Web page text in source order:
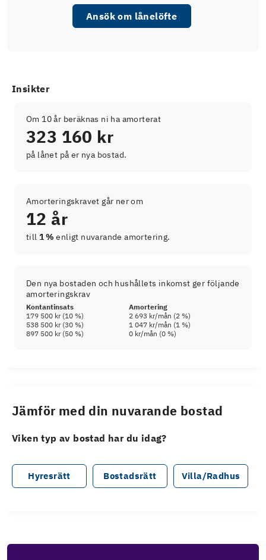
Ansök om lånelöfte
Insikter
Om 10 år beräknas ni ha amorterat
323 160 kr
på lånet på er nya bostad.
Amorteringskravet går ner om
12 år
till 1 % enligt nuvarande amortering.
Den nya bostaden och hushållets inkomst ger följande
amorteringskrav
Kontantinsats
Amortering
179 500 kr(10 %) 2 693 kr/mån (2 %)
538 500 kr(30 %) 1 047 kr/mån (1 %)
897 500 kr(50 %) 0 kr/mån (0 %)
Jämför med din nuvarande bostad
Viken typ av bostad har du idag?
Hyresrätt Bostadsrätt Villa/Radhus